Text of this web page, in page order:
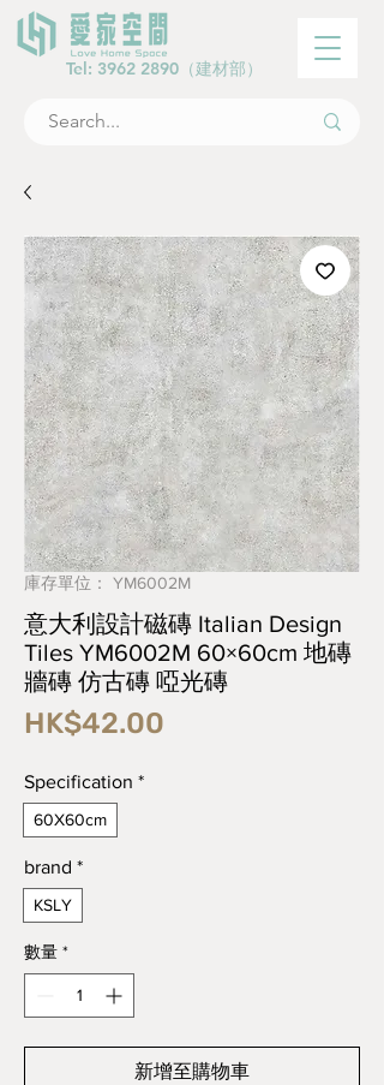
Tel: 3962 2890 （建材部）
庫存單位： YM6002M
意大利設計磁磚 Italian Design
Tiles YM6002M 60×60cm 地磚
牆磚 仿古磚 啞光磚
HK$42.00
Specification *
60X60cm
brand *
KSLY
數量 *
新增至購物車